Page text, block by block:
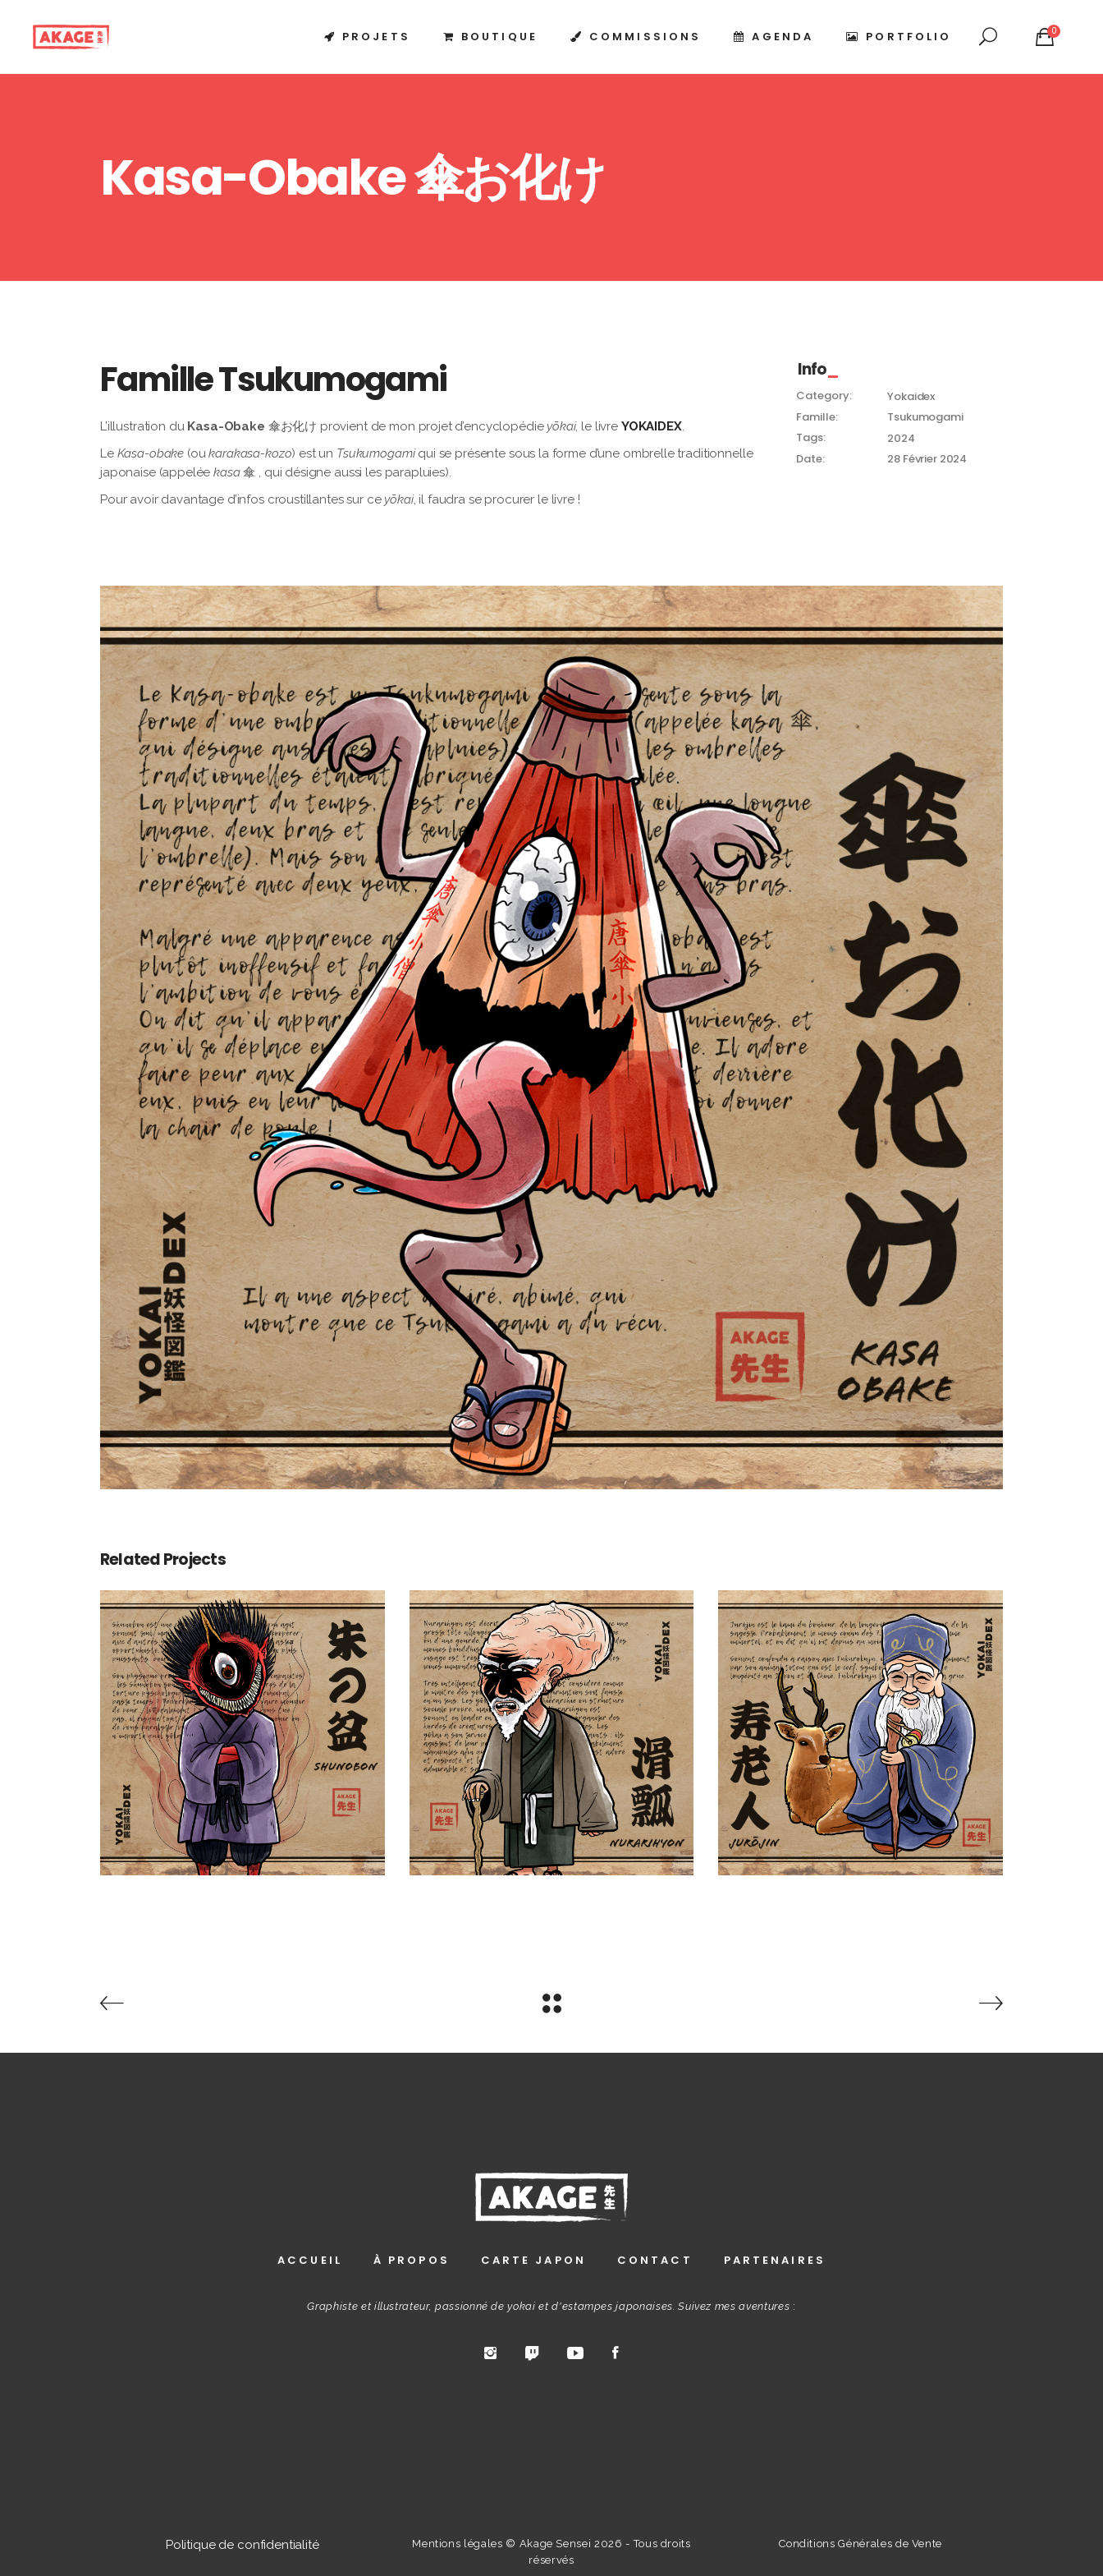
PROJETS BOUTIQUE COMMISSIONS AGENDA PORTFOLIO 0
Kasa-Obake 傘お化け
Famille Tsukumogami
L’illustration du Kasa-Obake 傘お化け provient de mon projet d’encyclopédie yōkai, le livre YOKAIDEX.
Le Kasa-obake (oukarakasa-kozo) est un Tsukumogamiqui se présente sous la forme d’une ombrelle traditionnelle
japonaise (appeléekasa傘 , qui désigne aussi les parapluies).
Pour avoir davantage d’infos croustillantes sur ce yōkai, il faudra se procurer le livre !
Info
Category:
Yokaidex
Famille:
Tsukumogami
Tags:
2024
Date:
28 Février 2024
Related Projects
Shunobon 朱の盆
Yokaidex
Nurarihyon 滑瓢
Yokaidex
Jurōjin 寿老人
Yokaidex
ACCUEIL À PROPOS CARTE JAPON CONTACT PARTENAIRES
Graphiste et illustrateur, passionné de yokai et d'estampes japonaises. Suivez mes aventures :
Politique de confidentialité Mentions légales © Akage Sensei 2026 - Tous droits
réservés
Conditions Générales de Vente